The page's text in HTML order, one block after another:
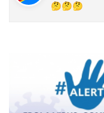
🤔🤔🤔